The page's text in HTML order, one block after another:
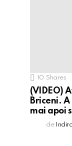
10 Shares
(VIDEO)
Briceni.
mai apoi
de